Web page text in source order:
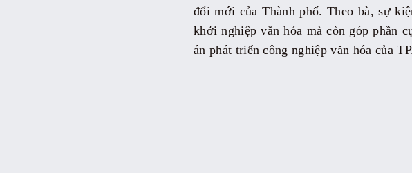
đổi mới của Thành phố. Theo bà, sự
khởi nghiệp văn hóa mà còn góp phần
án phát triển công nghiệp văn hóa của